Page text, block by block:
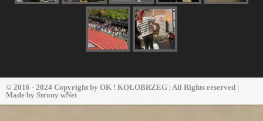
© 2016 - 2024 Copyright by OK ! KOŁOBRZEG | All Rights reserved |
Made by Strony wNet